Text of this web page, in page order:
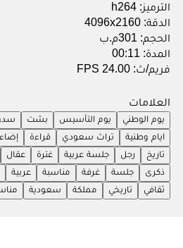
الترميز: h264
الدقة: 4096x2160
الحجم: 301م.ب
المدة: 00:11
فريم/ث: 24.00 FPS
العلامات
يوم الوطني يوم التأسيس بشت
ايام وطنية
تراث سعودي قراءة
تاريخ
رجل جلسة عربية غترة عقال
ذكرى
جلسة غرفة مناسبة عربية
ثقافي
تاريخي مملكة سعودية